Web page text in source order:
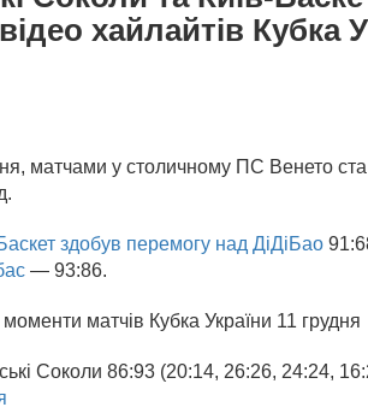
відео хайлайтів Кубка
матчами у столичному ПС Венето
здобув перемогу над ДіДіБао
— 93:86.
моменти матчів Кубка України 11 грудня
Соколи 86:93 (20:14, 26:26, 24:24,